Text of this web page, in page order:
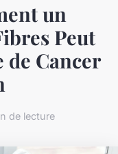
un
Peut
Cancer
de lecture